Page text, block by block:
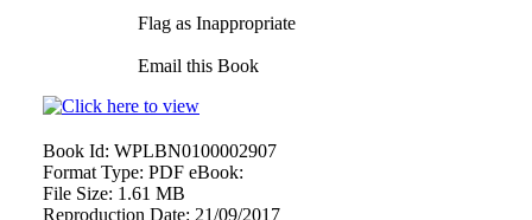
Flag as Inappropriate
Email this Book
Book Id: WPLBN0100002907
Format Type: PDF eBook:
File Size: 1.61 MB
Reproduction Date: 21/09/2017